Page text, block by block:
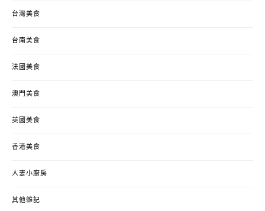
台灣美食
台南美食
法國美食
澳門美食
英國美食
香港美食
人妻小廚房
其他雜記